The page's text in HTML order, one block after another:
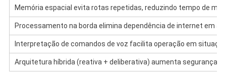
Memória espacial evita rotas repetidas, reduzindo tempo de
Processamento na borda elimina dependência de internet em
Interpretação de comandos de voz facilita operação em
Arquitetura híbrida (reativa + deliberativa) aumenta segurança